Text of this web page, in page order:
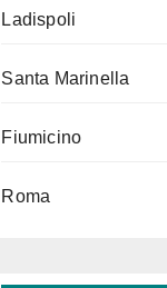
Ladispoli
Santa Marinella
Fiumicino
Roma